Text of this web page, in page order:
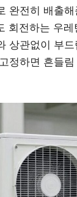
완전히 배출
회전하는 우레
상관없이 부
정하면 흔들